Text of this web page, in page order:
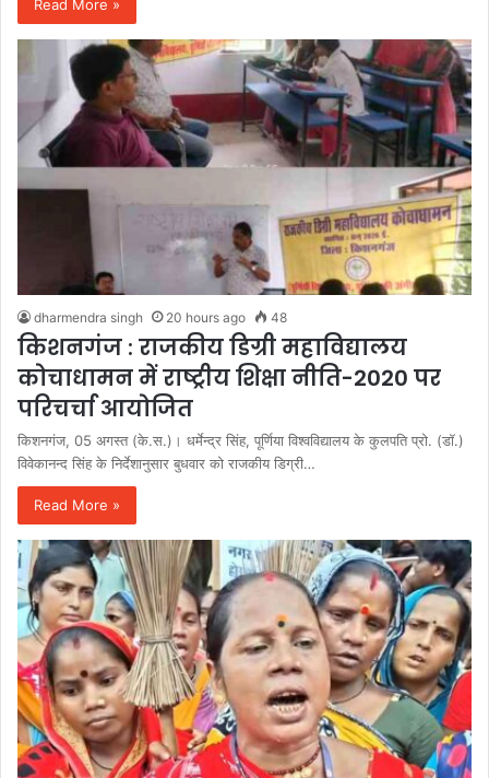
Read More »
dharmendra singh 20 hours ago 48
किशनगंज : राजकीय डिग्री महाविद्यालय
कोचाधामन में राष्ट्रीय शिक्षा नीति-2020 पर
परिचर्चा आयोजित
किशनगंज, 05 अगस्त (के.स.)। धर्मेन्द्र सिंह, पूर्णिया विश्वविद्यालय के कुलपति प्रो. (डॉ.)
विवेकानन्द सिंह के निर्देशानुसार बुधवार को राजकीय डिग्री…
Read More »